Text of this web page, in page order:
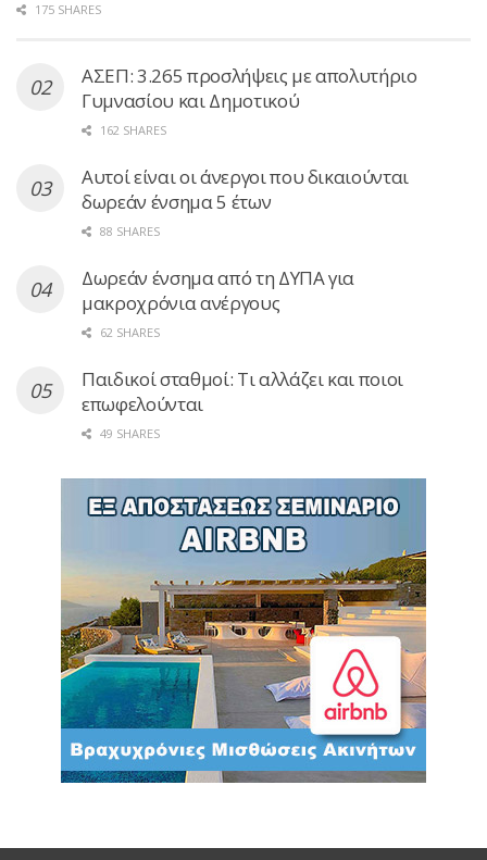
175 SHARES
ΑΣΕΠ: 3.265 προσλήψεις με απολυτήριο
Γυμνασίου και Δημοτικού
162 SHARES
Αυτοί είναι οι άνεργοι που δικαιούνται
δωρεάν ένσημα 5 έτων
88 SHARES
Δωρεάν ένσημα από τη ΔΥΠΑ για
μακροχρόνια ανέργους
62 SHARES
Παιδικοί σταθμοί: Τι αλλάζει και ποιοι
επωφελούνται
49 SHARES